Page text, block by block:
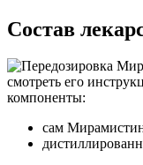
Состав
смотреть его
компоненты:
сам